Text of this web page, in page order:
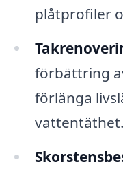
plåtprofiler
förbättring
förlänga
vattentäthet.